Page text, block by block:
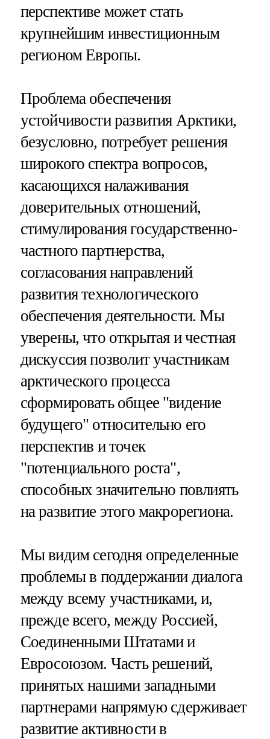
перспективе может стать
крупнейшим инвестиционным
регионом Европы.
Проблема обеспечения
устойчивости развития Арктики,
безусловно, потребует решения
широкого спектра вопросов,
касающихся налаживания
доверительных отношений,
стимулирования государственно-
частного партнерства,
согласования направлений
развития технологического
обеспечения деятельности. Мы
уверены, что открытая и честная
дискуссия позволит участникам
арктического процесса
сформировать общее "видение
будущего" относительно его
перспектив и точек
"потенциального роста",
способных значительно повлиять
на развитие этого макрорегиона.
Мы видим сегодня определенные
проблемы в поддержании диалога
между всему участниками, и,
прежде всего, между Россией,
Соединенными Штатами и
Евросоюзом. Часть решений,
принятых нашими западными
партнерами напрямую сдерживает
развитие активности в